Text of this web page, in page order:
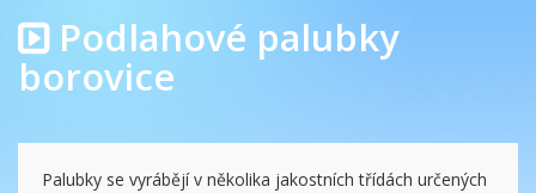
Podlahové palubky
borovice
Palubky se vyrábějí v několika jakostních třídách určených